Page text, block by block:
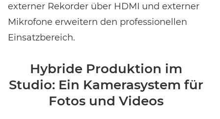
externer Rekorder über HDMI und externer
Mikrofone erweitern den professionellen
Einsatzbereich.
Hybride Produktion im
Studio: Ein Kamerasystem für
Fotos und Videos